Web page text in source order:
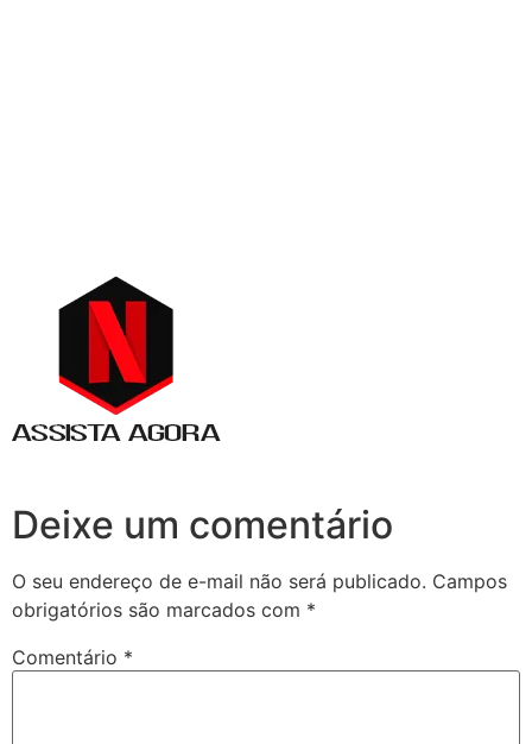
Deixe um comentário
O seu endereço de e-mail não será publicado. Campos
obrigatórios são marcados com *
Comentário *